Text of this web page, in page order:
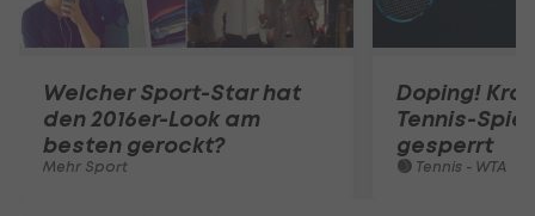
Welcher Sport-Star hat
den 2016er-Look am
besten gerockt?
Mehr Sport
Doping!
Tennis-
gesperrt
Tennis - WTA